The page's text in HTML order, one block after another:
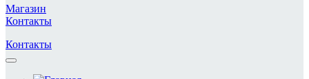
Магазин
Контакты
Контакты